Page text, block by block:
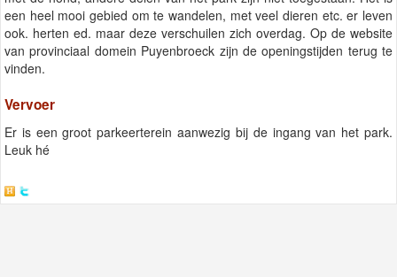
een heel mooi gebied om te wandelen, met veel dieren etc. er leven
ook. herten ed. maar deze verschuilen zich overdag. Op de website
van provinciaal domein Puyenbroeck zijn de openingstijden terug te
vinden.
Vervoer
Er is een groot parkeerterein aanwezig bij de ingang van het park.
Leuk hé